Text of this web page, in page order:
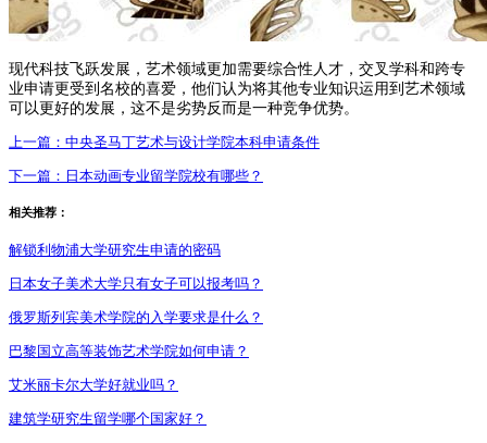
现代科技飞跃发展，艺术领域更加需要综合性人才，交叉学科和跨专
业申请更受到名校的喜爱，他们认为将其他专业知识运用到艺术领域
可以更好的发展，这不是劣势反而是一种竞争优势。
上一篇： 中央圣马丁艺术与设计学院本科申请条件
下一篇： 日本动画专业留学院校有哪些？
相关推荐：
解锁利物浦大学研究生申请的密码
日本女子美术大学只有女子可以报考吗？
俄罗斯列宾美术学院的入学要求是什么？
巴黎国立高等装饰艺术学院如何申请？
艾米丽卡尔大学好就业吗？
建筑学研究生留学哪个国家好？